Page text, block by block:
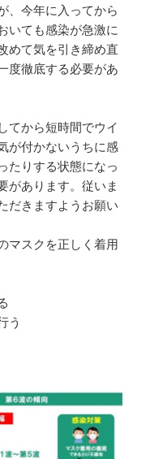
、今年に入ってから
いても感染が急激に
めて気を引き締め直
度徹底する必要があ
てから短時間でウイ
が付かないうちに感
たりする状態になっ
があります。従いま
だきますようお願い
マスクを正しく着用
う